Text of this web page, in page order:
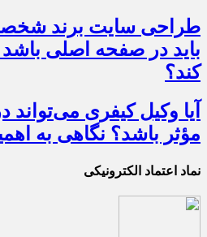
طراحی سایت برند
باید در صفحه اصلی باشد
کند؟
آیا وکیل کیفری می‌تواند
مؤثر باشد؟ نگاهی به
نماد اعتماد الکترونیکی